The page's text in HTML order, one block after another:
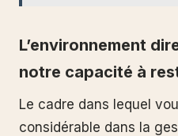
L’environnement
notre capacité à
Le cadre dans lequel
considérable dans la